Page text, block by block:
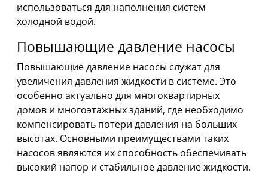
использоваться для наполнения систем
холодной водой.
Повышающие давление насосы
Повышающие давление насосы служат для
увеличения давления жидкости в системе. Это
особенно актуально для многоквартирных
домов и многоэтажных зданий, где необходимо
компенсировать потери давления на больших
высотах. Основными преимуществами таких
насосов являются их способность обеспечивать
высокий напор и стабильное давление жидкости.